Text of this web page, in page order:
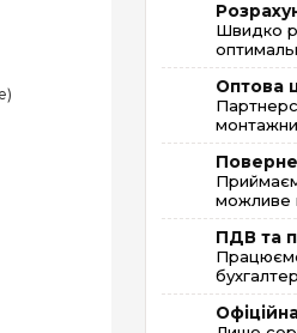
Швидко
Оптова
можливе
ПДВ та